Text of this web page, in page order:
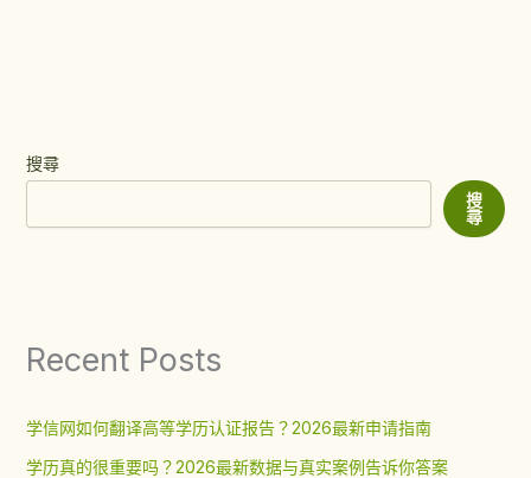
搜尋
搜
尋
Recent Posts
学信网如何翻译高等学历认证报告？2026最新申请指南
学历真的很重要吗？2026最新数据与真实案例告诉你答案